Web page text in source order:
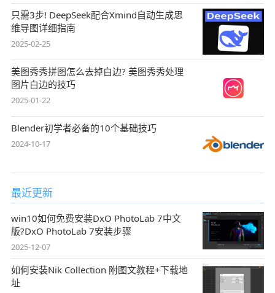
只需3步! DeepSeek配合Xmind自动生成思
维导图详细指南
2025-02-25
美图秀秀拼图怎么去掉白边? 美图秀秀处理
图片白边的技巧
2025-01-22
Blender初学者必备的10个基础技巧
2024-10-17
最近更新
win10如何免费安装DxO PhotoLab 7中文
版?DxO PhotoLab 7安装步骤
2025-12-07
如何安装Nik Collection 附图文教程+下载地
址